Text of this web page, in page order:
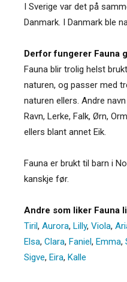
I Sverige var det på
Danmark. I Danmark ble
Derfor fungerer Fauna
Fauna blir trolig helst
naturen, og passer med
naturen ellers. Andre
Ravn, Lerke, Falk, Ørn,
ellers blant annet Eik.
Fauna er brukt til barn i
kanskje før.
Andre som liker Fauna
Tiril, Aurora, Lilly, Viola,
Elsa, Clara, Faniel, Emma,
Sigve, Eira, Kalle